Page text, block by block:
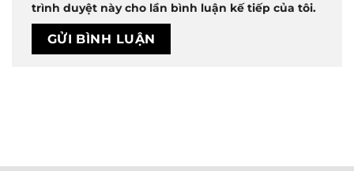
trình duyệt này cho lần bình luận kế tiếp của tôi.